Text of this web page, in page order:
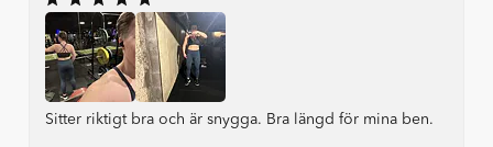
Sitter riktigt bra och är snygga. Bra längd för mina ben.